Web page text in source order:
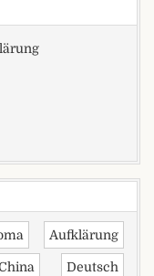
Aufklärung
Deutsch